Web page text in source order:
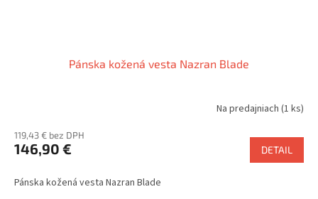
Pánska kožená vesta Nazran Blade
Na predajniach (1 ks)
119,43 € bez DPH
146,90 € DETAIL
Pánska kožená vesta Nazran Blade